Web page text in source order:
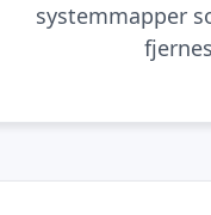
systemmapper